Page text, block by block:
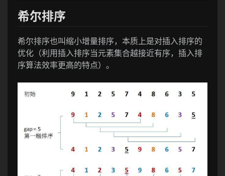
希尔排序
希尔排序也叫缩小增量排序，本质上是对插入排序的
优化（利用插入排序当元素集合越接近有序，插入排
序算法效率更高的特点）。